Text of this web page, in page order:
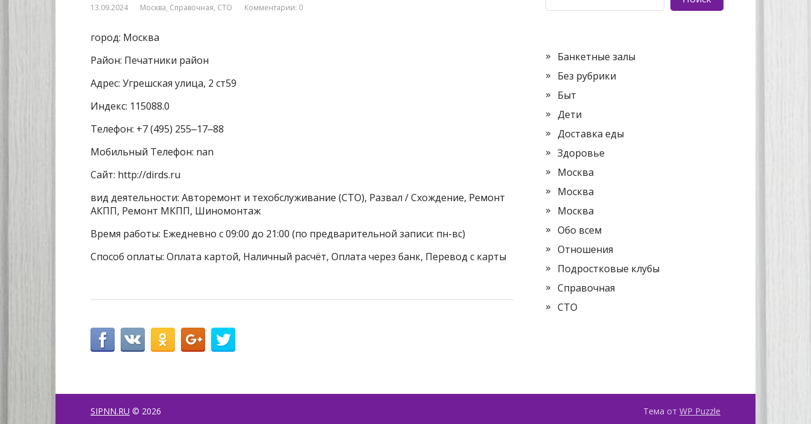
13.09.2024 Москва, Справочная, СТО Комментарии: 0
город: Москва
Район: Печатники район
Адрес: Угрешская улица, 2 ст59
Индекс: 115088.0
Телефон: +7 (495) 255‒17‒88
Мобильный Телефон: nan
Сайт: http://dirds.ru
вид деятельности: Авторемонт и техобслуживание (СТО), Развал / Схождение, Ремонт
АКПП, Ремонт МКПП, Шиномонтаж
Время работы: Ежедневно с 09:00 до 21:00 (по предварительной записи: пн-вс)
Способ оплаты: Оплата картой, Наличный расчёт, Оплата через банк, Перевод с карты
Банкетные залы
Без рубрики
Быт
Дети
Доставка еды
Здоровье
Москва
Москва
Москва
Обо всем
Отношения
Подростковые клубы
Справочная
СТО
SIPNN.RU © 2026 Тема от WP Puzzle